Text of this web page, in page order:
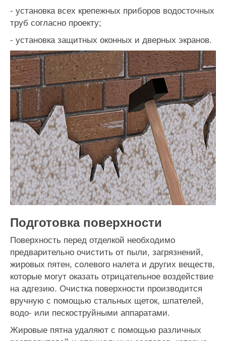
- установка всех крепежных приборов водосточных
труб согласно проекту;
- установка защитных оконных и дверных экранов.
Подготовка поверхности
Поверхность перед отделкой необходимо
предварительно очистить от пыли, загрязнений,
жировых пятен, солевого налета и других веществ,
которые могут оказать отрицательное воздействие
на адгезию. Очистка поверхности производится
вручную с помощью стальных щеток, шпателей,
водо- или пескоструйными аппаратами.
Жировые пятна удаляют с помощью различных